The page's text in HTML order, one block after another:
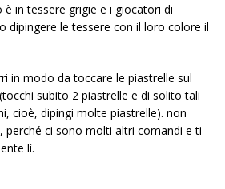
in tessere grigie e i giocatori di
dipingere le tessere con il loro colore il
in modo da toccare le piastrelle sul
subito 2 piastrelle e di solito tali
cioè, dipingi molte piastrelle). non
ci sono molti altri comandi e ti
lì.